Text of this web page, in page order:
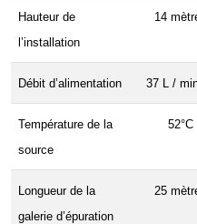
Hauteur de
l’installation
14
Débit d’alimentation 37 L /
Température de la
source
52°C
Longueur de la
galerie d’épuration
25